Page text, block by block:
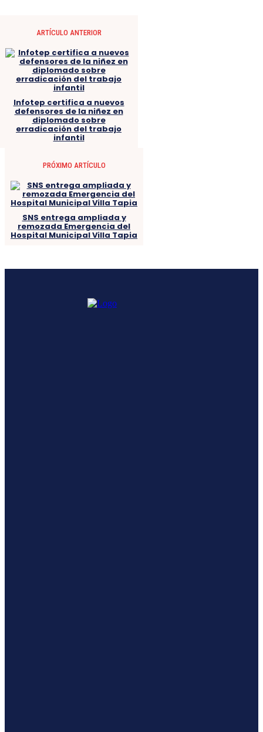
ARTÍCULO ANTERIOR
Infotep certifica a nuevos
defensores de la niñez en
diplomado sobre
erradicación del trabajo
infantil
PRÓXIMO ARTÍCULO
SNS entrega ampliada y
remozada Emergencia del
Hospital Municipal Villa Tapia